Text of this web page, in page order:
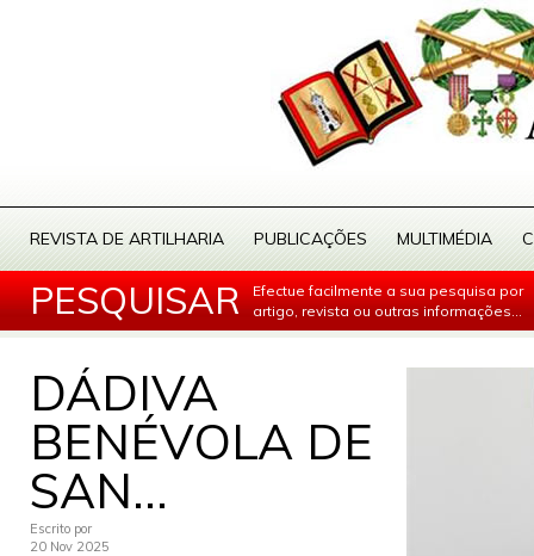
REVISTA DE ARTILHARIA PUBLICAÇÕES MULTIMÉDIA
PESQUISAR
Efectue facilmente a sua pesquisa por
artigo, revista ou outras informações...
DÁDIVA
BENÉVOLA DE
SAN...
Escrito por
20 Nov 2025